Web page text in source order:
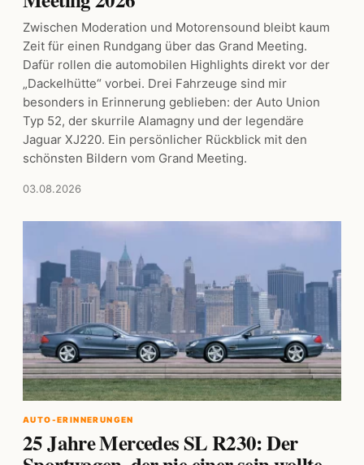
Zwischen Moderation und Motorensound bleibt kaum
Zeit für einen Rundgang über das Grand Meeting.
Dafür rollen die automobilen Highlights direkt vor der
„Dackelhütte“ vorbei. Drei Fahrzeuge sind mir
besonders in Erinnerung geblieben: der Auto Union
Typ 52, der skurrile Alamagny und der legendäre
Jaguar XJ220. Ein persönlicher Rückblick mit den
schönsten Bildern vom Grand Meeting.
03.08.2026
AUTO-ERINNERUNGEN
25 Jahre Mercedes SL R230: Der